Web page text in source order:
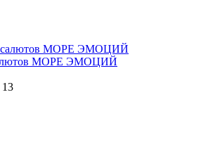
МОРЕ ЭМОЦИЙ
13